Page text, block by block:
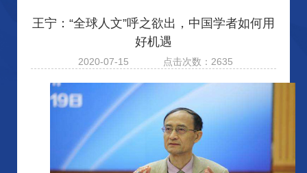
王宁：“全球人文”呼之欲出，中国学者如何用
好机遇
2020-07-15 点击次数：2635